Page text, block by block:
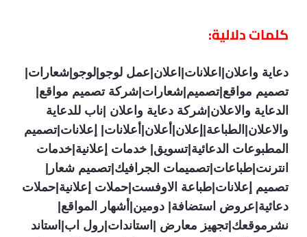
كلمات دلالية:
دعاية واعلان|اعلانات|اعلان|عمل لوجو|لوجو|شعارات|
تصميم مواقع|تصميم|شعارات|شركة تصميم مواقع|
الدعاية والاعلان|شركة دعاية واعلان |ناب للدعاية
والاعلان|الطباعة|إعلان|أعلان|أعلانات| إعلانات|تصميم
المطبوعات الدعائية|تسويق| خدمات إعلانية|خدمات
انترنت|طباعات|تصميمات الجرافيك|تصميم شعار|
تصميم إعلانات|طباعة الاوفست|حملات إعلانية|حملات
دعائية|عروض استضافة| دومين|أشهار المواقع|
نشرموقعك|تجهيز معارض |استاندات|رول اب|استاند